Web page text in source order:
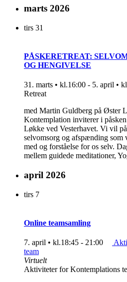
marts 2026
tirs 31
PÅSKERETREAT:
OG HENGIVELSE
31. marts • kl.16:00 - 5. april •
Retreat
med Martin Guldberg på Øster
Kontemplation inviterer i
Løkke ved Vesterhavet. Vi vil
selvomsorg og afspænding som
med og forståelse for os selv.
mellem guidede meditationer,
april 2026
tirs 7
Online teamsamling
7. april • kl.18:45 - 21:00
team
Virtuelt
Aktiviteter for Kontemplations